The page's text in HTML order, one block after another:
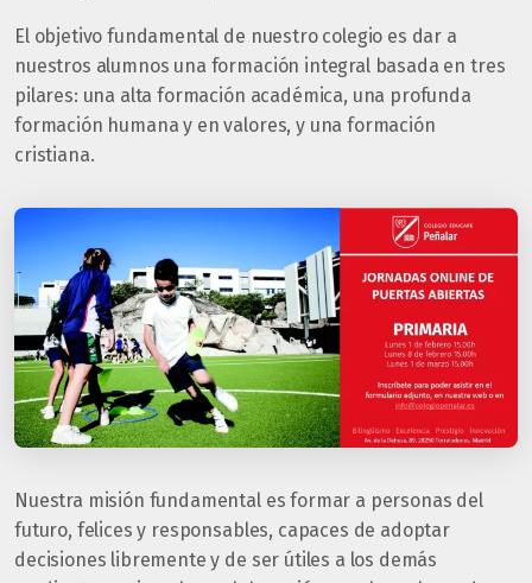
El objetivo fundamental de nuestro colegio es dar a
nuestros alumnos una formación integral basada en tres
pilares: una alta formación académica, una profunda
formación humana y en valores, y una formación
cristiana.
Nuestra misión fundamental es formar a personas del
futuro, felices y responsables, capaces de adoptar
decisiones libremente y de ser útiles a los demás